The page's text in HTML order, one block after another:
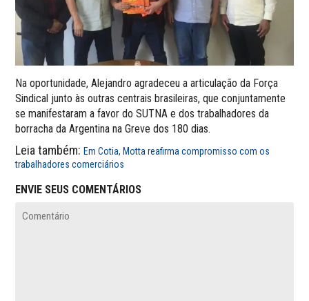
Na oportunidade, Alejandro agradeceu a articulação da Força
Sindical junto às outras centrais brasileiras, que conjuntamente
se manifestaram a favor do SUTNA e dos trabalhadores da
borracha da Argentina na Greve dos 180 dias.
Leia também:Em Cotia, Motta reafirma compromisso com os
trabalhadores comerciários
ENVIE SEUS COMENTÁRIOS